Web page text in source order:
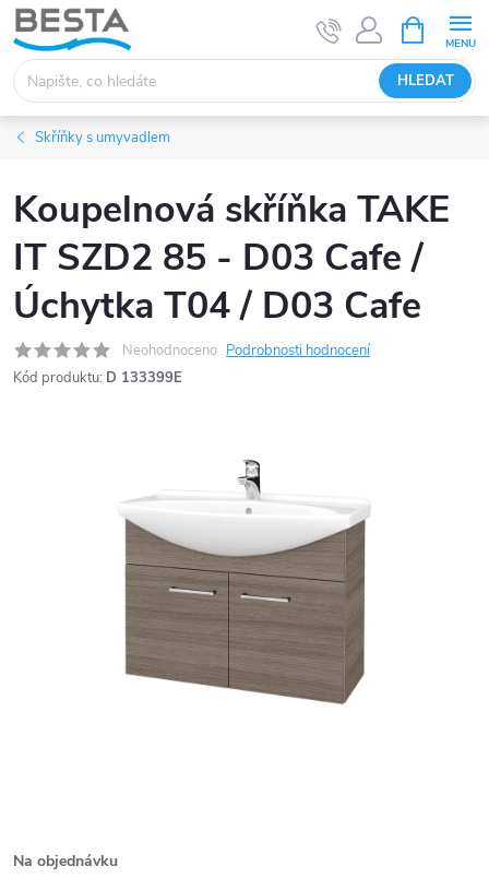
Přejít
na
obsah
HLEDAT
NÁKUPNÍ
KOŠÍK
Skříňky s umyvadlem
Koupelnová skříňka TAKE
IT SZD2 85 - D03 Cafe /
Úchytka T04 / D03 Cafe
Neohodnoceno Podrobnosti hodnocení
Kód produktu: D 133399E
Na objednávku